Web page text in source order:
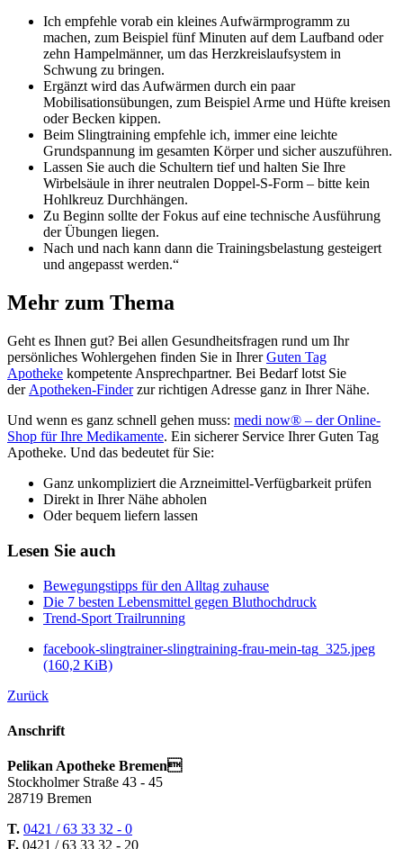
Ich empfehle vorab ein kleines Aufwärmprogramm zu
machen, zum Beispiel fünf Minuten auf dem Laufband oder
zehn Hampelmänner, um das Herzkreislaufsystem in
Schwung zu bringen.
Ergänzt wird das Aufwärmen durch ein paar
Mobilisationsübungen, zum Beispiel Arme und Hüfte kreisen
oder Becken kippen.
Beim Slingtraining empfehle ich, immer eine leichte
Grundspannung im gesamten Körper und sicher auszuführen.
Lassen Sie auch die Schultern tief und halten Sie Ihre
Wirbelsäule in ihrer neutralen Doppel-S-Form – bitte kein
Hohlkreuz Durchhängen.
Zu Beginn sollte der Fokus auf eine technische Ausführung
der Übungen liegen.
Nach und nach kann dann die Trainingsbelastung gesteigert
und angepasst werden.“
Mehr zum Thema
Geht es Ihnen gut? Bei allen Gesundheitsfragen rund um Ihr
persönliches Wohlergehen finden Sie in IhrerGuten Tag
Apotheke kompetente Ansprechpartner. Bei Bedarf lotst Sie
der Apotheken-Finderzur richtigen Adresse ganz in Ihrer Nähe.
Und wenn es ganz schnell gehen muss: medi now® – der Online-
Shop für Ihre Medikamente. Ein sicherer Service Ihrer Guten Tag
Apotheke. Und das bedeutet für Sie:
Ganz unkompliziert die Arzneimittel-Verfügbarkeit prüfen
Direkt in Ihrer Nähe abholen
Oder bequem liefern lassen
Lesen Sie auch
Bewegungstipps für den Alltag zuhause
Die 7 besten Lebensmittel gegen Bluthochdruck
Trend-Sport Trailrunning
facebook-slingtrainer-slingtraining-frau-mein-tag_325.jpeg
(160,2 KiB)
Zurück
Anschrift
Pelikan Apotheke Bremen
Stockholmer Straße 43 - 45
28719 Bremen
T. 0421 / 63 33 32 - 0
F. 0421 / 63 33 32 - 20